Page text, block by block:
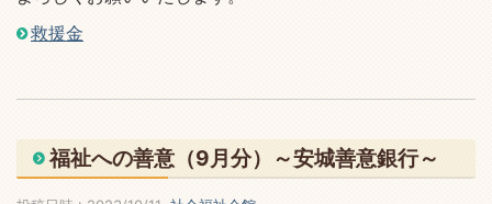
救援金
福祉への善意（9月分）～安城善意銀行～